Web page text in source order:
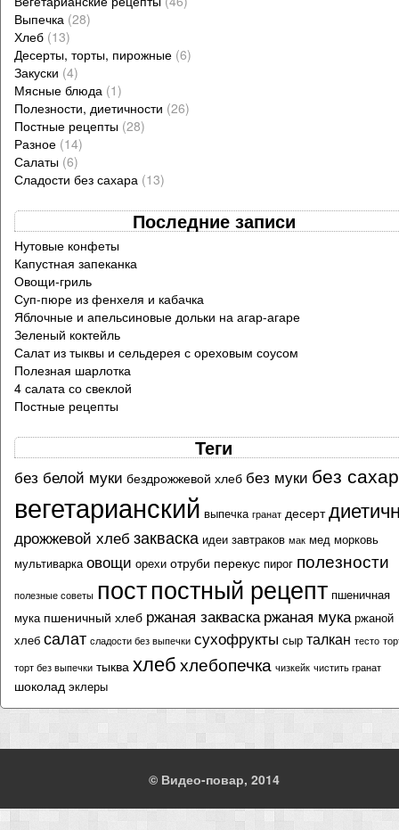
Выпечка (28)
Хлеб (13)
Десерты, торты, пирожные (6)
Закуски (4)
Мясные блюда (1)
Полезности, диетичности (26)
Постные рецепты (28)
Разное (14)
Салаты (6)
Сладости без сахара (13)
Последние записи
Нутовые конфеты
Капустная запеканка
Овощи-гриль
Суп-пюре из фенхеля и кабачка
Яблочные и апельсиновые дольки на агар-агаре
Зеленый коктейль
Салат из тыквы и сельдерея с ореховым соусом
Полезная шарлотка
4 салата со свеклой
Постные рецепты
Теги
без белой муки бездрожжевой хлеб без муки без
вегетарианский выпечка гранат десерт
дрожжевой хлеб закваска идеи завтраков мак мед морковь
мультиварка овощи орехи отруби перекус пирог полезности
полезные советы постпостный рецепт пшеничная
мука пшеничный хлеб ржаная закваска ржаная мука ржаной
хлеб салат сладости без выпечки сухофрукты сыр талкан тесто
торт без выпечки тыква хлебхлебопечка чизкейк чистить гранат
шоколад эклеры
© Видео-повар, 2014